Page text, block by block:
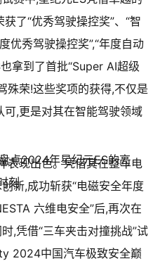
了“优秀驾驶操控奖”、“智
优秀驾驶操控奖”,“年度自动
拿到了首批“Super AI超级
殊荣!这些奖项的获得,不仅是
可,更是对其在智能驾驶领域
表现出色。凭借其在整车电
新,成功斩获“电磁安全年度
六维电安全”后,再次在
,凭借“三车夹击对撞挑战”试
2024中国汽车极致安全巅